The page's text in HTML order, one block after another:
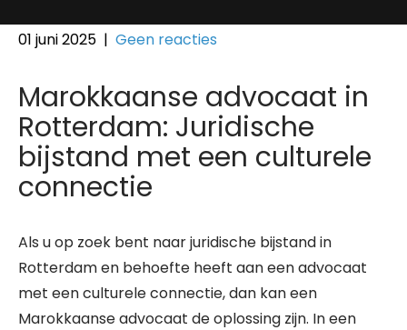
01 juni 2025 | Geen reacties
Marokkaanse advocaat in
Rotterdam: Juridische
bijstand met een culturele
connectie
Als u op zoek bent naar juridische bijstand in
Rotterdam en behoefte heeft aan een advocaat
met een culturele connectie, dan kan een
Marokkaanse advocaat de oplossing zijn. In een